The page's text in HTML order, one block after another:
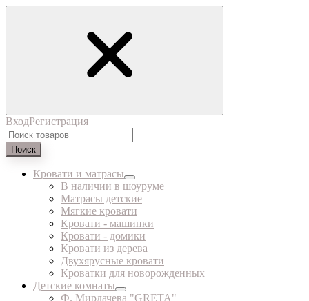
ВходРегистрация
Поиск
Кровати и матрасы
В наличии в шоуруме
Матрасы детские
Мягкие кровати
Кровати - машинки
Кровати - домики
Кровати из дерева
Двухярусные кровати
Кроватки для новорожденных
Детские комнаты
Ф. Мирлачева "GRETA"